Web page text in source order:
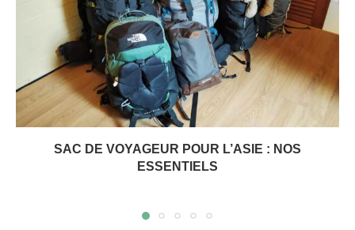
SAC DE VOYAGEUR POUR L’ASIE : NOS
ESSENTIELS